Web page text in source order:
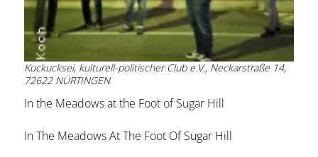
Kuckucksei, kulturell-politischer Club e.V., Neckarstraße 14,
72622 NÜRTINGEN
In the Meadows at the Foot of Sugar Hill
In The Meadows At The Foot Of Sugar Hill